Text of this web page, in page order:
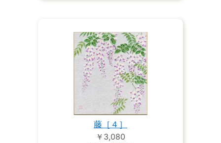
藤［４］
￥3,080